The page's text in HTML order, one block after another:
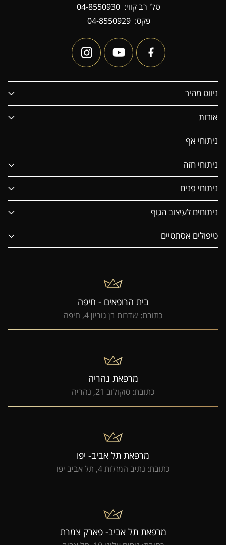
טל' רב קווי: 04-8550930
פקס: 04-8550929
ניווט מהיר
אודות
ניתוחי אף
ניתוחי חזה
ניתוחי פנים
ניתוחים לעיצוב הגוף
טיפולים אסתטיים
בית הרופאים - חיפה
כתובת: שדרות בן גוריון 4, חיפה
מרפאת נהריה
כתובת: סוקולוב 21, נהריה
מרפאת תל אביב- יפו
כתובת: נתיב המזלות 4, תל אביב יפו
מרפאת תל אביב- פארק צמרת